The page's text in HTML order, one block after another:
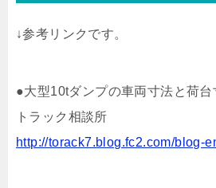
↓参考リンクです。
●大型10tダンプの車両寸法と荷
トラック相談所
http://torack7.blog.fc2.com/blog-